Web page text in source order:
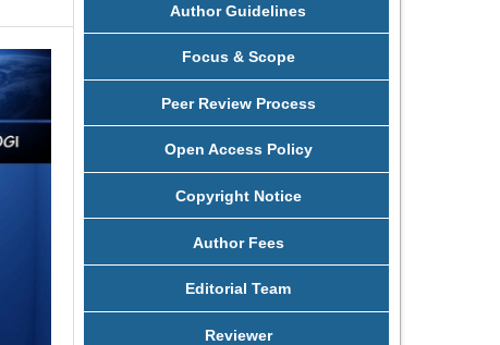
Author Guidelines
Focus & Scope
Peer Review Process
Open Access Policy
Copyright Notice
Author Fees
Editorial Team
Reviewer